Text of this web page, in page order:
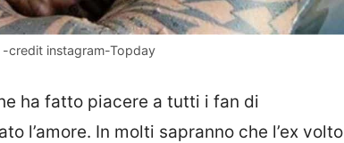
credit instagram-Topday
ha fatto piacere a tutti i fan di
l’amore. In molti sapranno che l’ex volto